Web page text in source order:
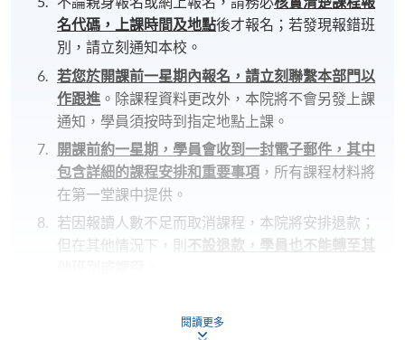
名代碼，上課時間及地點後才報名；若發現報錯班
別，請立刻通知本校。
若您於開課前一星期內報名，請立刻聯繫本部門以
作跟進 。除課程資料更改外，本院將不會另發上課
通知，學員須按時到指定地點上課。
開課前約一星期，學員會收到一封電子郵件，其中
包含詳細的課程安排和重要事項 ，所有課程材料將
在第一堂課中提供。
若因報讀人數不足而取消課程，本院將安排退款；
但在其他情況下，則 不設退款，學員也不能轉至其
閱讀更多